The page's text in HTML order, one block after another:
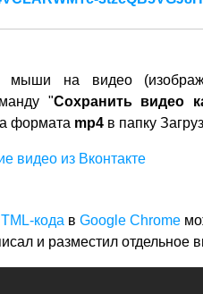
мыши на видео
"Сохранить видео
формата mp4в папку
кода вGoogle Chrome
и разместил отдельное